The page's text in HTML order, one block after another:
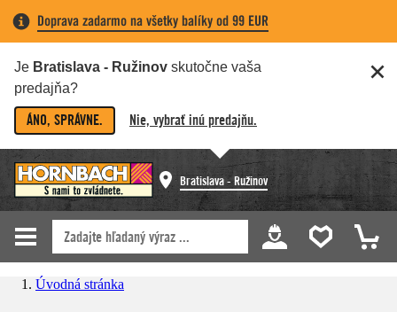
Doprava zadarmo na všetky balíky od 99 EUR
Je Bratislava - Ružinov skutočne vaša
predajňa?
ÁNO, SPRÁVNE. Nie, vybrať inú predajňu.
Bratislava - Ružinov
Úvodná stránka